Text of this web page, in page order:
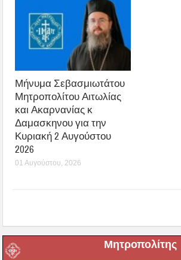
Μήνυμα Σεβασμιωτάτου
Μητροπολίτου Αιτωλίας
και Ακαρνανίας κ
Δαμασκηνου για την
Κυριακή 2 Αυγούστου
2026
01 Αυγούστου, 2026
Μητροπολίτης